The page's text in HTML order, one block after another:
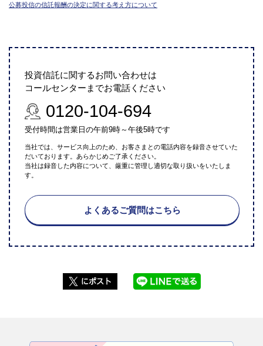
公募投信の信託報酬の決定に関する考え方について
投資信託に関するお問い合わせは
コールセンターまでお電話ください
0120-104-694
受付時間は営業日の午前9時～午後5時です
当社では、サービス向上のため、お客さまとの電話内容を録音させていた
だいております。あらかじめご了承ください。
当社は録音した内容について、厳重に管理し適切な取り扱いをいたしま
す。
よくあるご質問はこちら